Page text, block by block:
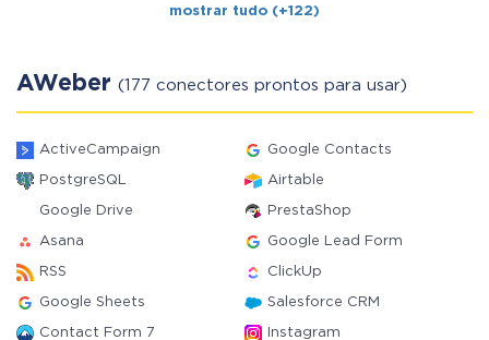
mostrar tudo (+122)
AWeber (177 conectores prontos para usar)
ActiveCampaign Google Contacts
PostgreSQL Airtable
Google Drive PrestaShop
Asana Google Lead Form
RSS ClickUp
Google Sheets Salesforce CRM
Contact Form 7 Instagram